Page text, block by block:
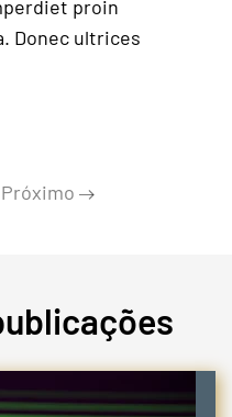
proin
Donec ultrices
Próximo